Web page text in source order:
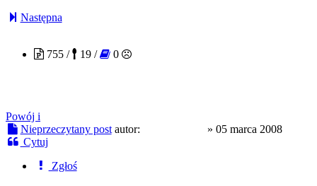
Następna
755 /
19 / 0
Powój i
Nieprzeczytany post autor: » 05 marca 2008
Cytuj
Zgłoś